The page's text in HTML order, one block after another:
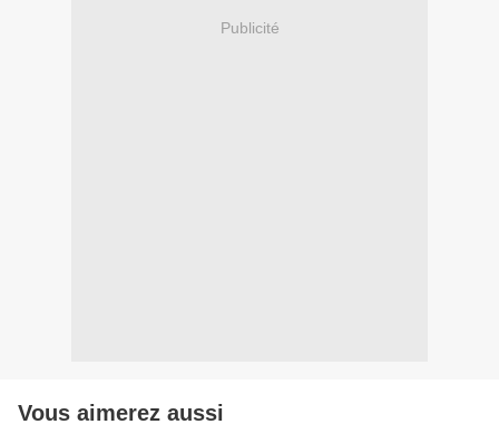
Publicité
Vous aimerez aussi